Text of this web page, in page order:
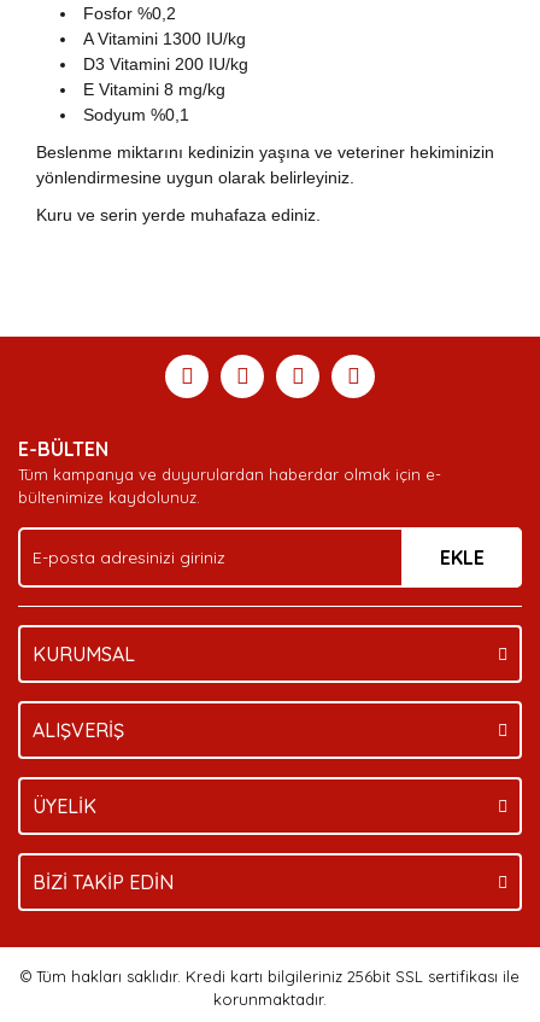
Fosfor %0,2
A Vitamini 1300 IU/kg
D3 Vitamini 200 IU/kg
E Vitamini 8 mg/kg
Sodyum %0,1
Beslenme miktarını kedinizin yaşına ve veteriner hekiminizin
yönlendirmesine uygun olarak belirleyiniz.
Kuru ve serin yerde muhafaza ediniz.
Yorum Yaz
Soru Sor
formunu kullanarak tarafımıza iletebilirsiniz.
Görüş ve önerileriniz için teşekkür ederiz.
Ürün açıklamasında eksik bilgiler bulunuyor.
Ürün bilgilerinde hatalar bulunuyor.
Bu ürüne benzer farklı alternatifler olmalı.
Deneyimini Paylaş
E-BÜLTEN
Tüm kampanya ve duyurulardan haberdar olmak için e-
bültenimize kaydolunuz.
EKLE
KURUMSAL
ALIŞVERİŞ
ÜYELİK
BİZİ TAKİP EDİN
© Tüm hakları saklıdır. Kredi kartı bilgileriniz 256bit SSL sertifikası ile
korunmaktadır.